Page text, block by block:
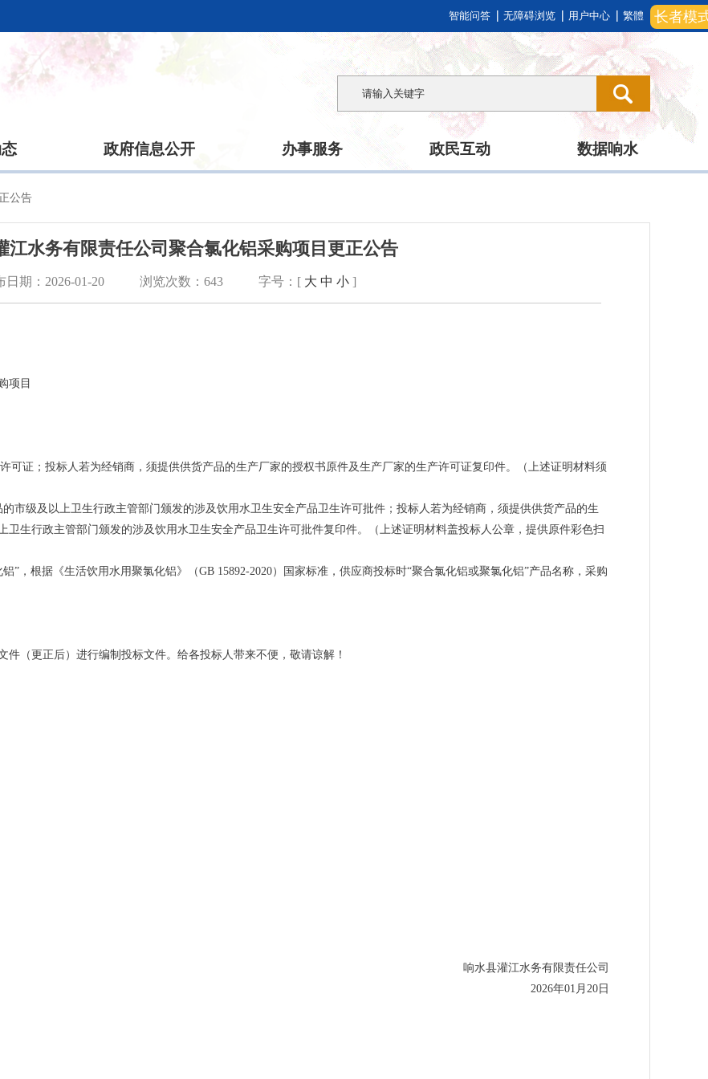
长者模
智能问答 无障碍浏览 用户中心 繁體
政府信息公开 办事服务 政民互动 数据响水
公告
江水务有限责任公司聚合氯化铝采购项目更正公告
日期：2026-01-20 浏览次数： 643 字号：[ 大 中 小 ]
项目
可证；投标人若为经销商，须提供供货产品的生产厂家的授权书原件及生产厂家的生产许可证复印件。（上述证明材料须
市级及以上卫生行政主管部门颁发的涉及饮用水卫生安全产品卫生许可批件；投标人若为经销商，须提供供货产品的生
卫生行政主管部门颁发的涉及饮用水卫生安全产品卫生许可批件复印件。（上述证明材料盖投标人公章，提供原件彩色扫
”，根据《生活饮用水用聚氯化铝》（GB 15892-2020）国家标准，供应商投标时“聚合氯化铝或聚氯化铝”产品名称，采购
（更正后）进行编制投标文件。给各投标人带来不便，敬请谅解！
响水县灌江水务有限责任公司
2026年01月20日